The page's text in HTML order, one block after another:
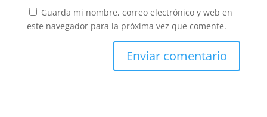
Guarda mi nombre, correo electrónico y web en
este navegador para la próxima vez que comente.